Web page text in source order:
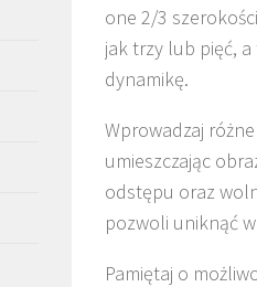
one 2/3
jak trzy lub pięć,
dynamikę.
Wprowadzaj
umieszczając
odstępu oraz
pozwoli uniknąć
Pamiętaj o